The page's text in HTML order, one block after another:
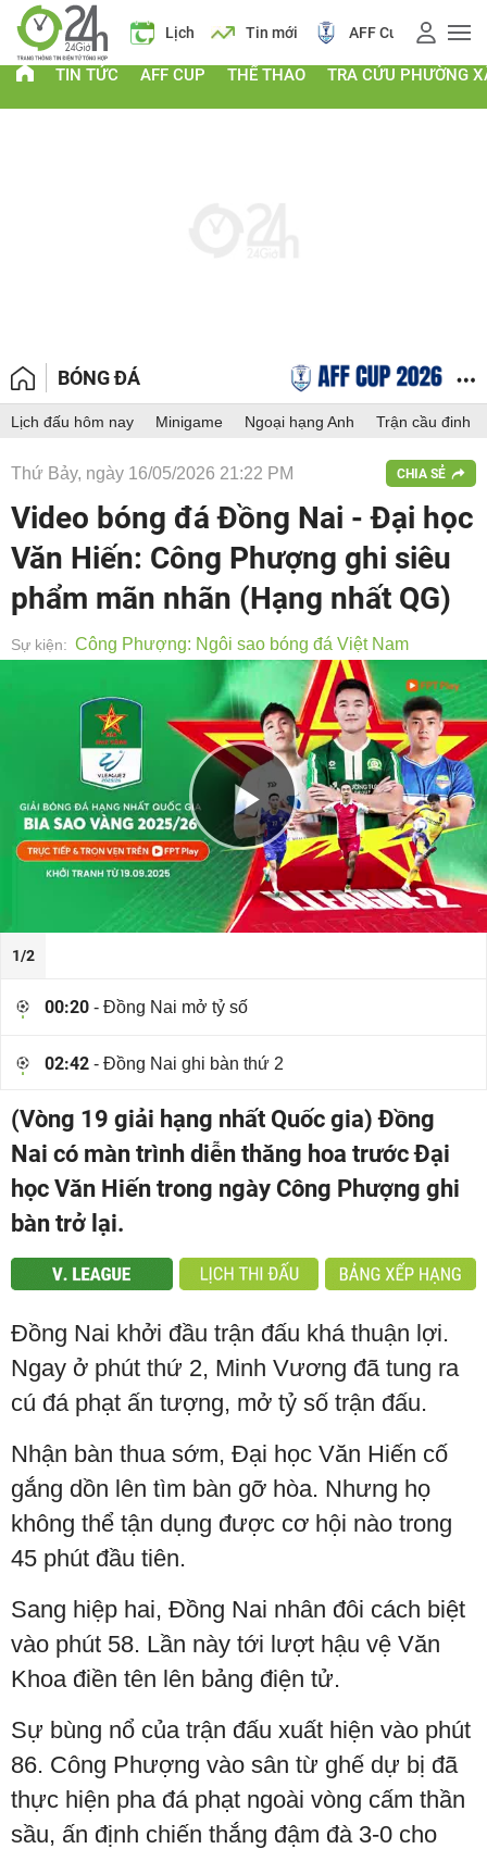
Giá vàng Lịch Tin mới AFF Cup Điểm
TIN TỨC AFF CUP THỂ THAO TRA CỨU PHƯỜNG
BÓNG ĐÁ
Lịch đấu hôm nay Minigame Ngoại hạng Anh Trận cầu đinh
Thứ Bảy, ngày 16/05/2026 21:22 PM CHIA SẺ
Video bóng đá Đồng Nai - Đại học
Văn Hiến: Công Phượng ghi siêu
phẩm mãn nhãn (Hạng nhất QG)
Sự kiện: Công Phượng: Ngôi sao bóng đá Việt Nam
Play
1/2
00:20 - Đồng Nai mở tỷ số
02:42 - Đồng Nai ghi bàn thứ 2
(Vòng 19 giải hạng nhất Quốc gia) Đồng
Nai có màn trình diễn thăng hoa trước Đại
học Văn Hiến trong ngày Công Phượng ghi
bàn trở lại.
Đồng Nai khởi đầu trận đấu khá thuận lợi.
Ngay ở phút thứ 2, Minh Vương đã tung ra
cú đá phạt ấn tượng, mở tỷ số trận đấu.
Nhận bàn thua sớm, Đại học Văn Hiến cố
gắng dồn lên tìm bàn gỡ hòa. Nhưng họ
không thể tận dụng được cơ hội nào trong
45 phút đầu tiên.
Sang hiệp hai, Đồng Nai nhân đôi cách biệt
vào phút 58. Lần này tới lượt hậu vệ Văn
Khoa điền tên lên bảng điện tử.
Sự bùng nổ của trận đấu xuất hiện vào phút
86. Công Phượng vào sân từ ghế dự bị đã
thực hiện pha đá phạt ngoài vòng cấm thần
sầu, ấn định chiến thắng đậm đà 3-0 cho